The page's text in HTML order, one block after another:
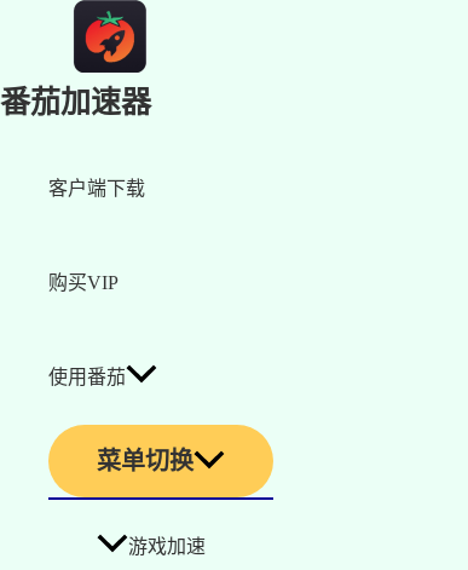
番茄加速器
客户端下载
购买VIP
使用番茄
菜单切换
游戏加速